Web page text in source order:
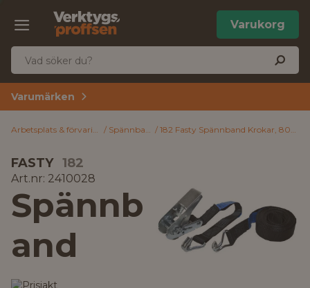
Varukorg
Varumärken
Arbetsplats & förvaring Spännband 182 Fasty Spännband Krokar, 800 kg
FASTY 182
Art.nr: 2410028
Spännb
and